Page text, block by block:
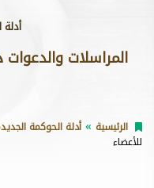
المراسلات
الرئيسية أدلة الحوكمة
للأعضاء